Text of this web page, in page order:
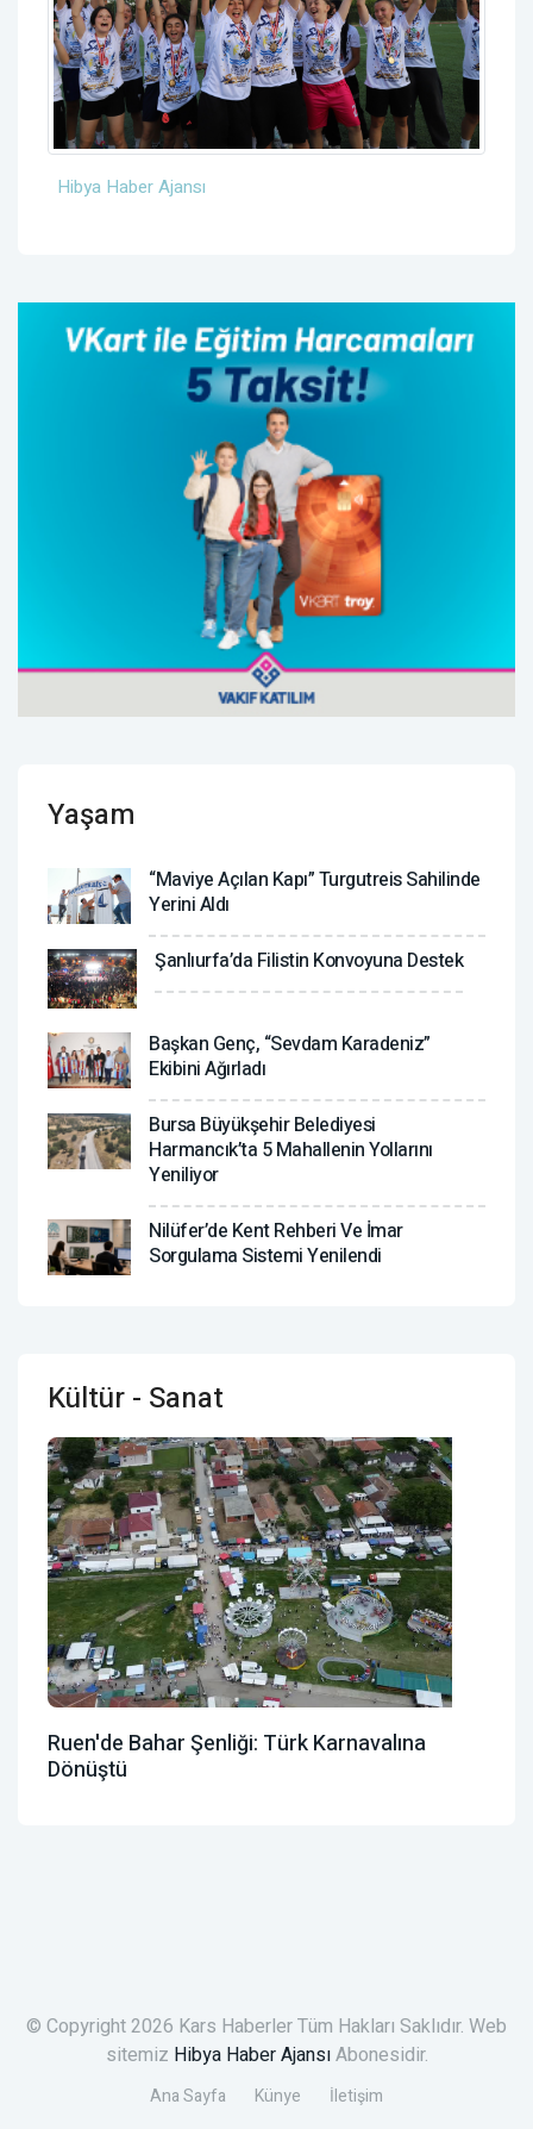
Hibya Haber Ajansı
Yaşam
“Maviye Açılan Kapı” Turgutreis Sahilinde
Yerini Aldı
Şanlıurfa’da Filistin Konvoyuna Destek
Başkan Genç, “Sevdam Karadeniz”
Ekibini Ağırladı
Bursa Büyükşehir Belediyesi
Harmancık’ta 5 Mahallenin Yollarını
Yeniliyor
Nilüfer’de Kent Rehberi Ve İmar
Sorgulama Sistemi Yenilendi
Kültür - Sanat
Ruen'de Bahar Şenliği: Türk Karnavalına
Dönüştü
© Copyright 2026 Kars Haberler Tüm Hakları Saklıdır. Web
sitemiz Hibya Haber AjansıAbonesidir.
Ana Sayfa Künye İletişim